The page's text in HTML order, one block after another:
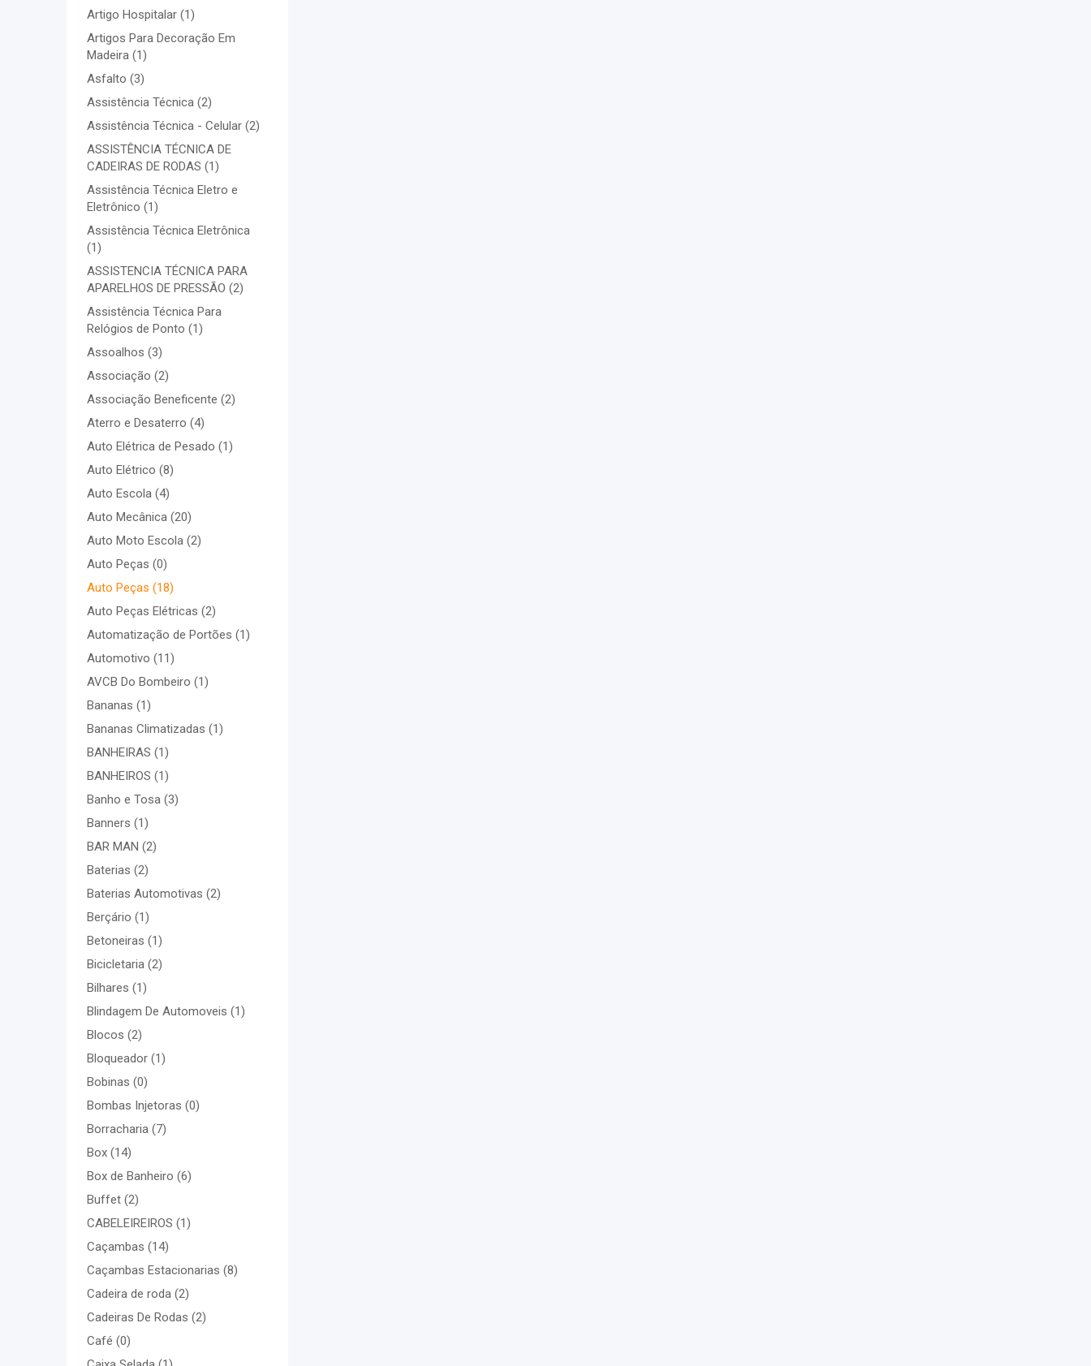
Artigo Hospitalar (1)
Artigos Para Decoração Em
Madeira (1)
Asfalto (3)
Assistência Técnica (2)
Assistência Técnica - Celular (2)
ASSISTÊNCIA TÉCNICA DE
CADEIRAS DE RODAS (1)
Assistência Técnica Eletro e
Eletrônico (1)
Assistência Técnica Eletrônica
(1)
ASSISTENCIA TÉCNICA PARA
APARELHOS DE PRESSÃO (2)
Assistência Técnica Para
Relógios de Ponto (1)
Assoalhos (3)
Associação (2)
Associação Beneficente (2)
Aterro e Desaterro (4)
Auto Elétrica de Pesado (1)
Auto Elétrico (8)
Auto Escola (4)
Auto Mecânica (20)
Auto Moto Escola (2)
Auto Peças (0)
Auto Peças (18)
Auto Peças Elétricas (2)
Automatização de Portões (1)
Automotivo (11)
AVCB Do Bombeiro (1)
Bananas (1)
Bananas Climatizadas (1)
BANHEIRAS (1)
BANHEIROS (1)
Banho e Tosa (3)
Banners (1)
BAR MAN (2)
Baterias (2)
Baterias Automotivas (2)
Berçário (1)
Betoneiras (1)
Bicicletaria (2)
Bilhares (1)
Blindagem De Automoveis (1)
Blocos (2)
Bloqueador (1)
Bobinas (0)
Bombas Injetoras (0)
Borracharia (7)
Box (14)
Box de Banheiro (6)
Buffet (2)
CABELEIREIROS (1)
Caçambas (14)
Caçambas Estacionarias (8)
Cadeira de roda (2)
Cadeiras De Rodas (2)
Café (0)